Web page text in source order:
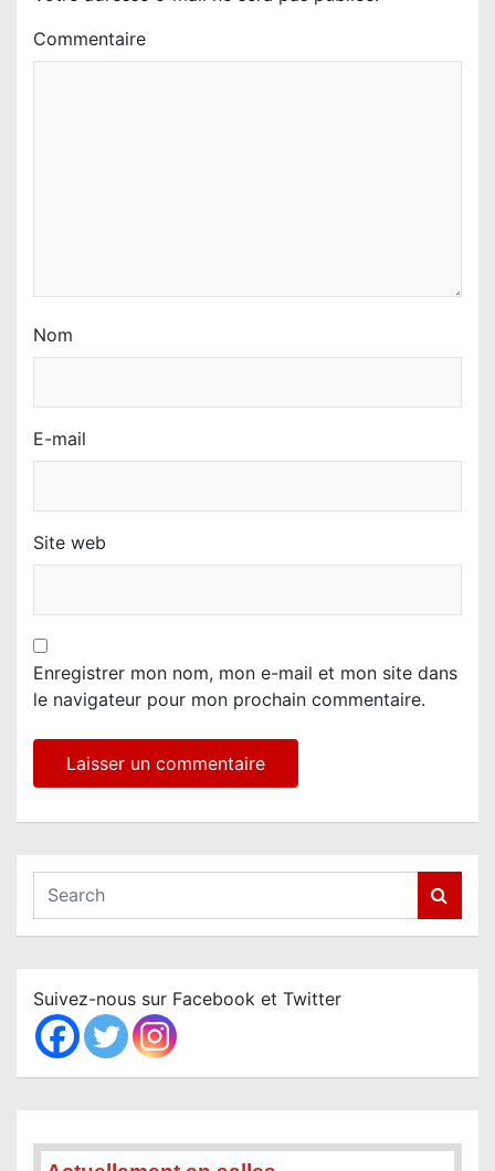
Commentaire
Nom
E-mail
Site web
Enregistrer mon nom, mon e-mail et mon site dans
le navigateur pour mon prochain commentaire.
a
c
h
Suivez-nous sur Facebook et Twitter